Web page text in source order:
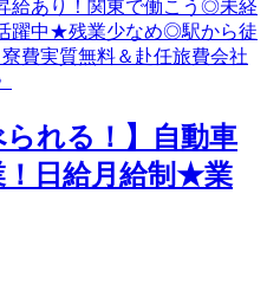
られる！】自動車
！日給月給制★業